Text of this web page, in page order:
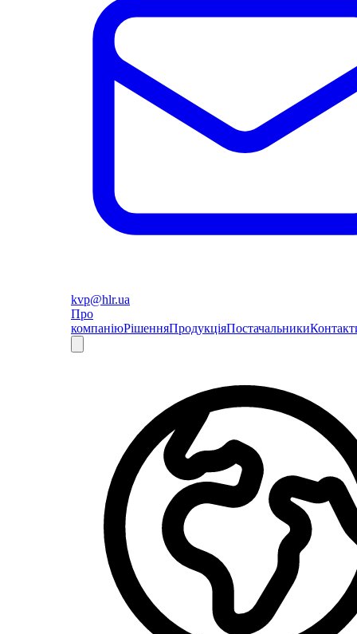
kvp@hlr.ua
Про
компаніюРішенняПродукціяПостачальники